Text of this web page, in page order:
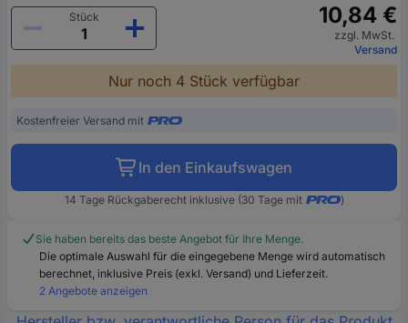
Stück
10,84 €
zzgl. MwSt.
Versand
Nur noch 4 Stück verfügbar
Kostenfreier Versand mit
In den Einkaufswagen
14 Tage Rückgaberecht inklusive (30 Tage mit )
Sie haben bereits das beste Angebot für Ihre Menge.
Die optimale Auswahl für die eingegebene Menge wird automatisch
berechnet, inklusive Preis (exkl. Versand) und Lieferzeit.
2 Angebote anzeigen